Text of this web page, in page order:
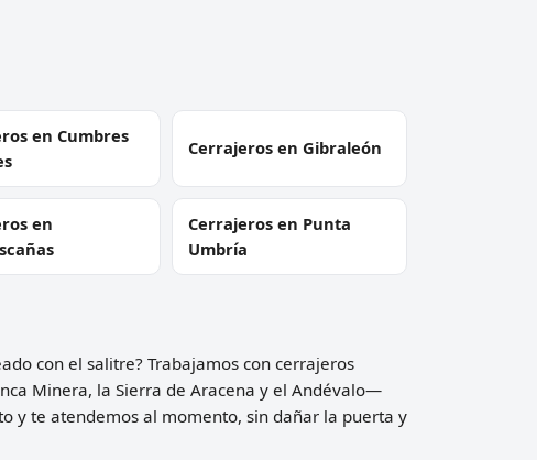
en Cumbres
Cerrajeros en Gibraleón
en
Cerrajeros en Punta
Umbría
con el salitre? Trabajamos con cerrajeros
Minera, la Sierra de Aracena y el Andévalo—
y te atendemos al momento, sin dañar la puerta y